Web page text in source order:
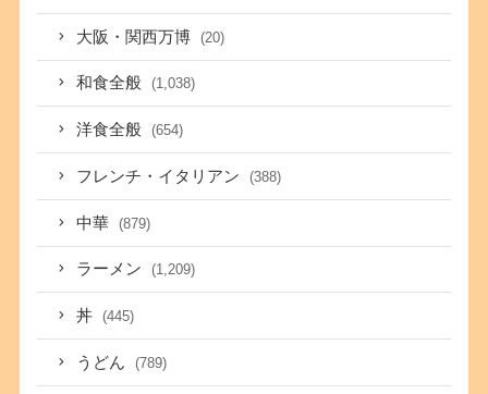
大阪・関西万博 (20)
和食全般 (1,038)
洋食全般 (654)
フレンチ・イタリアン (388)
中華 (879)
ラーメン (1,209)
丼 (445)
うどん (789)